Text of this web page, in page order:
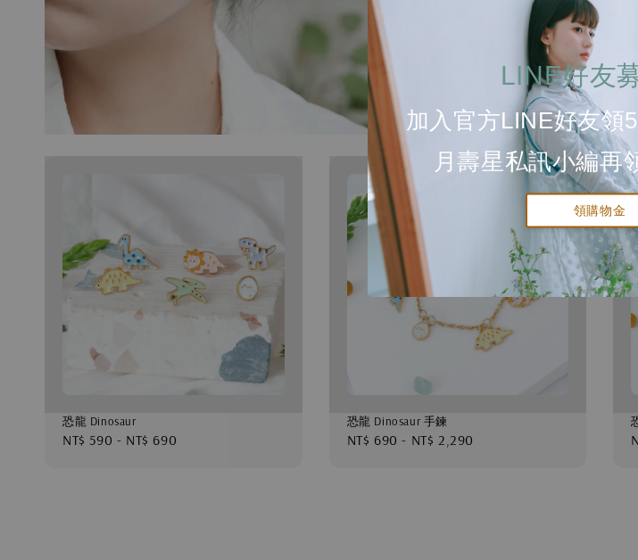
LINE好友
加入官方LINE好友領
月壽星私訊小編再
領購物金
恐龍 Dinosaur
Regular
NT$ 590 - NT$ 690
恐龍 Dinosaur 手鍊
Regular
NT$ 690 - NT$ 2,290